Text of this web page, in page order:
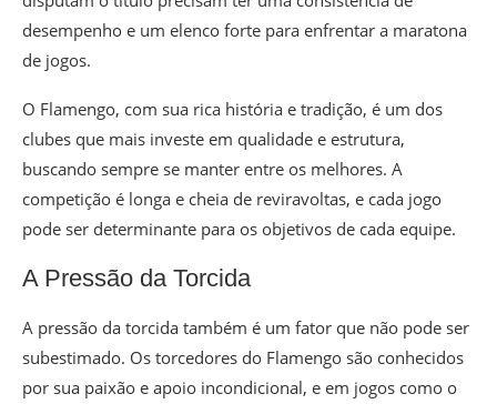
desempenho e um elenco forte para enfrentar a maratona
de jogos.
O Flamengo, com sua rica história e tradição, é um dos
clubes que mais investe em qualidade e estrutura,
buscando sempre se manter entre os melhores. A
competição é longa e cheia de reviravoltas, e cada jogo
pode ser determinante para os objetivos de cada equipe.
A Pressão da Torcida
A pressão da torcida também é um fator que não pode ser
subestimado. Os torcedores do Flamengo são conhecidos
por sua paixão e apoio incondicional, e em jogos como o